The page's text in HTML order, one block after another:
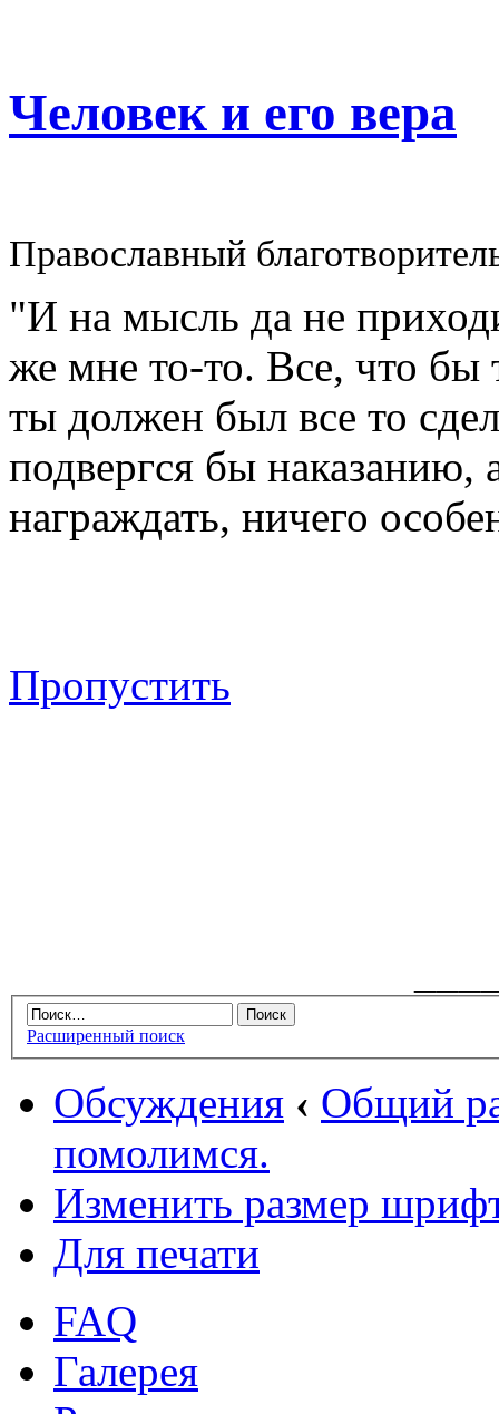
Человек и его вера
Православный
"И на мысль да не
же мне то-то. Все, что
ты должен был все то
подвергся бы наказанию,
награждать, ничего
Пропустить
Расширенный поиск
Обсуждения ‹ Общий
помолимся.
Изменить размер
Для печати
FAQ
Галерея